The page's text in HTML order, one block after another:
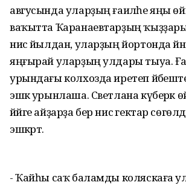
авгусында уларҙың ғаиләһе яңы
ваҡытта Ҡаранаевтарҙың
нисә йылдан, уларҙың йортонда
яңғырай уларҙың улдары тыуа.
урындағы колхозда иретеп
эшкә урынлаша. Светлана күберәк
йәйге айҙарҙа бер нисә гектар
эшкәртә.
- Ҡайһы саҡ баламды коляскаға